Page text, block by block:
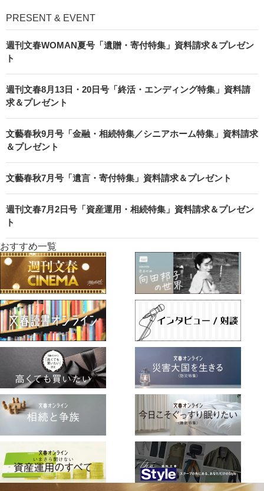
PRESENT & EVENT
週刊文春WOMAN夏号「遺贈・寄付特集」資料請求＆プレゼン
ト
週刊文春8月13日・20日号「終活・エンディング特集」資料請
求＆プレゼント
文藝春秋9月号「金融・相続特集／シニアホーム特集」資料請求
＆プレゼント
文藝春秋7月号「遺言・寄付特集」資料請求＆プレゼント
週刊文春7月2日号「資産運用・相続特集」資料請求＆プレゼン
ト
おすすめ一覧